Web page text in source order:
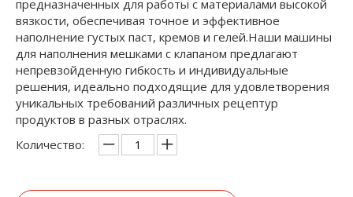
предназначенных для работы с материалами высокой
вязкости, обеспечивая точное и эффективное
наполнение густых паст, кремов и гелей.Наши машины
для наполнения мешками с клапаном предлагают
непревзойденную гибкость и индивидуальные
решения, идеально подходящие для удовлетворения
уникальных требований различных рецептур
продуктов в разных отраслях.
Количество: